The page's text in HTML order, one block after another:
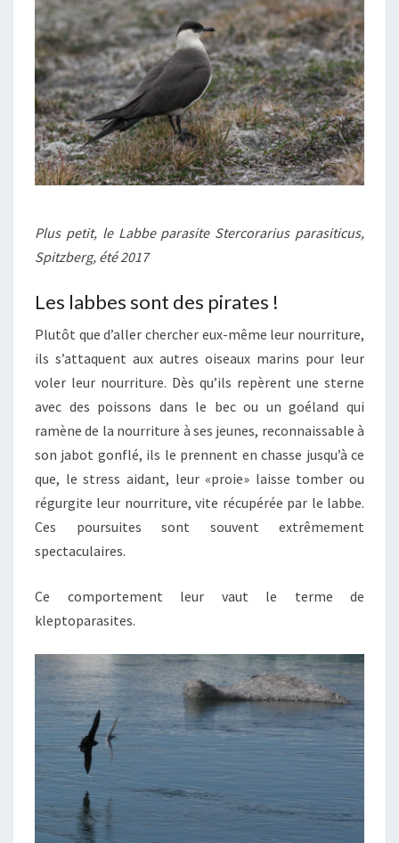
Plus petit, le Labbe parasite Stercorarius parasiticus,
Spitzberg, été 2017
Les labbes sont des pirates !
Plutôt que d’aller chercher eux-même leur nourriture,
ils s’attaquent aux autres oiseaux marins pour leur
voler leur nourriture. Dès qu’ils repèrent une sterne
avec des poissons dans le bec ou un goéland qui
ramène de la nourriture à ses jeunes, reconnaissable à
son jabot gonflé, ils le prennent en chasse jusqu’à ce
que, le stress aidant, leur «proie» laisse tomber ou
régurgite leur nourriture, vite récupérée par le labbe.
Ces poursuites sont souvent extrêmement
spectaculaires.
Ce comportement leur vaut le terme de
kleptoparasites.